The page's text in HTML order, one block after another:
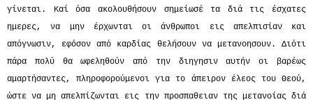
γίνεται. Καί όσα ακολουθήσουν σημείωσέ τα διά τις έσχατες
ημερες, να μην έρχωνται οι άνθρωποι εις απελπισίαν και
απόγνωσιν, εφόσον από καρδίας θελήσουν να μετανοησουν. Διότι
πάρα πολύ θα ωφεληθούν από την διηγησιν αυτήν οι βαρέως
αμαρτήσαντες, πληροφορούμενοι για το άπειρον έλεος του Θεού,
ώστε να μη απελπίζωνται εις την προσπαθειαν της μετανοίας διά